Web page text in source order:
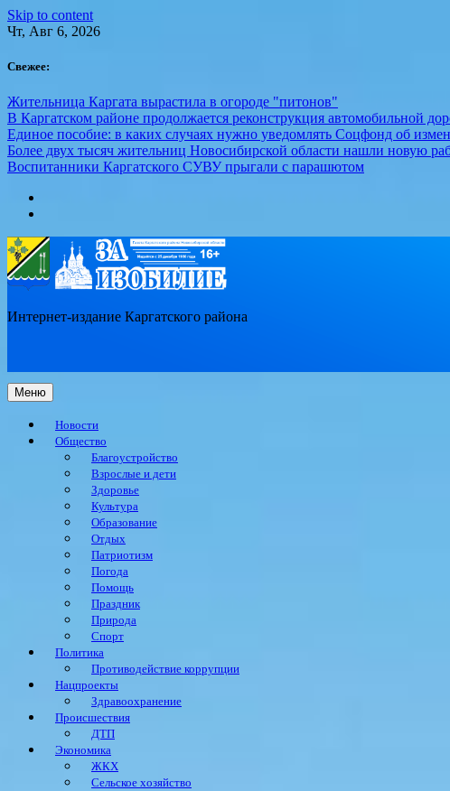
Skip to content
Чт, Авг 6, 2026
Свежее:
Жительница Каргата вырастила в огороде "питонов"
В Каргатском районе продолжается реконструкция автомобильной
Единое пособие: в каких случаях нужно уведомлять Соцфонд об
Более двух тысяч жительниц Новосибирской области нашли новую
Воспитанники Каргатского СУВУ прыгали с парашютом
Интернет-издание Каргатского района
Меню
Новости
Общество
Благоустройство
Взрослые и дети
Здоровье
Культура
Образование
Отдых
Патриотизм
Погода
Помощь
Праздник
Природа
Спорт
Политика
Противодействие коррупции
Нацпроекты
Здравоохранение
Происшествия
ДТП
Экономика
ЖКХ
Сельское хозяйство